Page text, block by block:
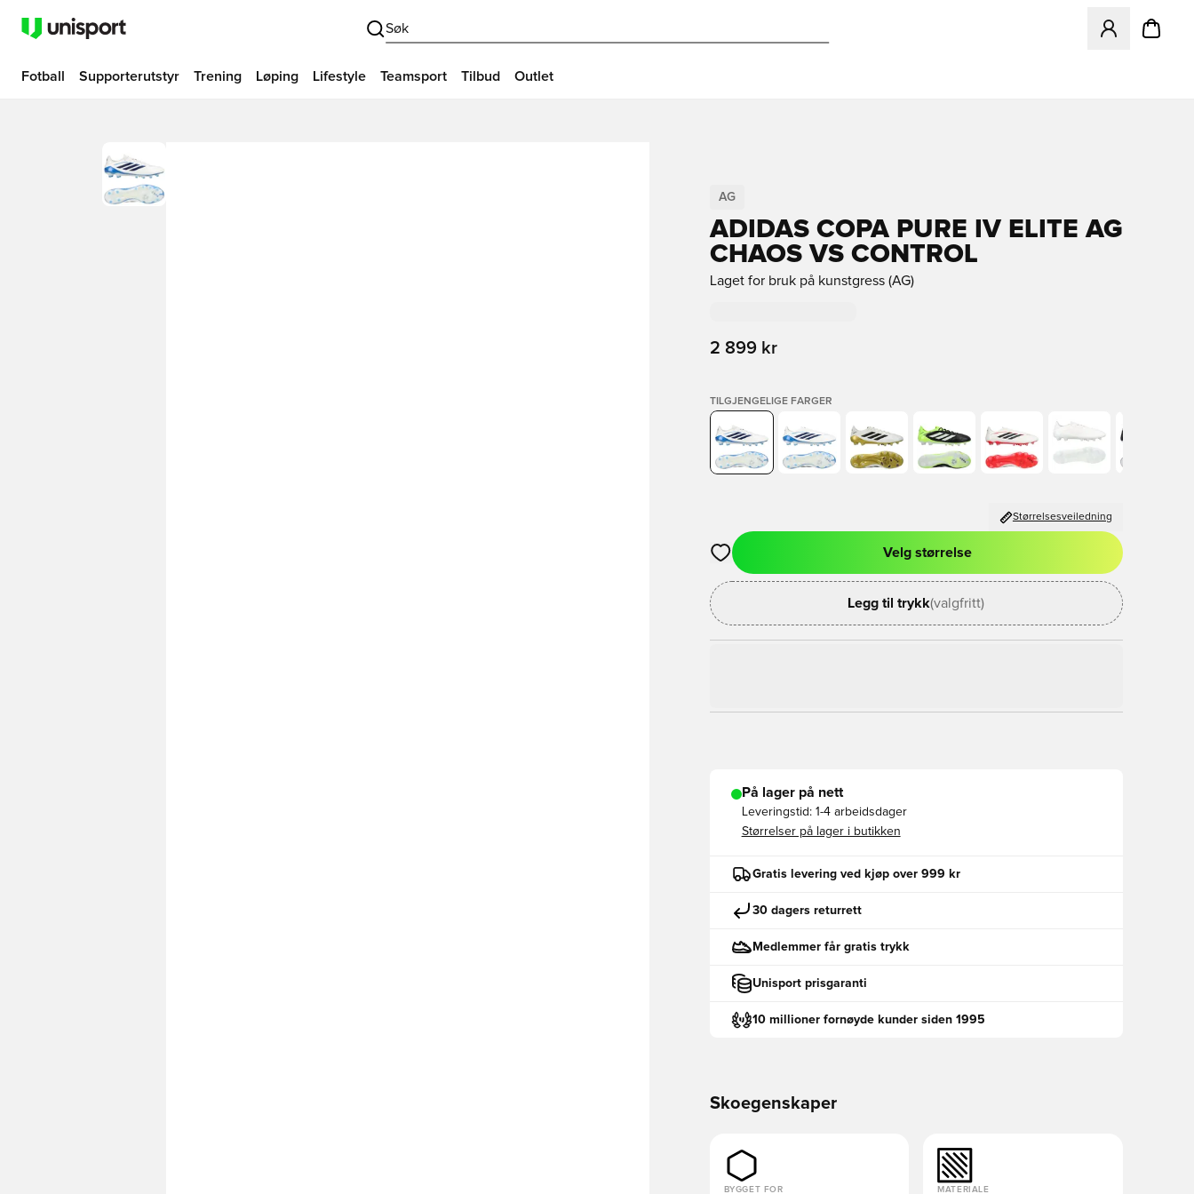
Søk
Åpner en
Fotball Supporterutstyr Trening Løping Lifestyle Teamsport Tilbud Outlet
AG
ADIDAS COPA PURE IV ELITE AG
CHAOS VS CONTROL
Laget for bruk på kunstgress (AG)
2 899 kr
TILGJENGELIGE FARGER
Størrelsesveiledning
Åpner en Modal for å logge inn eller registrere deg som medlem
Velg størrelse
Legg til trykk(valgfritt)
På lager på nett
Leveringstid: 1-4 arbeidsdager
Størrelser på lager i butikken
Gratis levering ved kjøp over 999 kr
30 dagers returrett
Medlemmer får gratis trykk
Unisport prisgaranti
10 millioner fornøyde kunder siden 1995
Skoegenskaper
BYGGET FOR MATERIALE